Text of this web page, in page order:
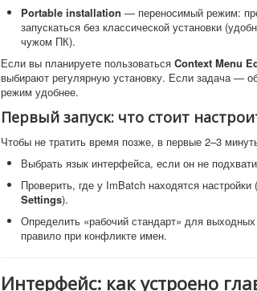
Portable installation — переносимый режим:
запускаться без классической установки
чужом ПК).
Если вы планируете пользоваться Context Menu
выбирают регулярную установку. Если задача —
режим удобнее.
Первый запуск: что стоит
Чтобы не тратить время позже, в первые 2–3
Выбрать язык интерфейса, если он не
Проверить, где у ImBatch находятся
Settings).
Определить «рабочий стандарт» для
правило при конфликте имен.
Интерфейс: как устроено